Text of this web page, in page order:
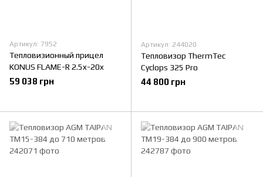
Артикул: 7952
Тепловизионный прицел
KONUS FLAME-R 2.5x-20x
59 038 грн
Артикул: 244020
Тепловизор ThermTec
Cyclops 325 Pro
44 800 грн